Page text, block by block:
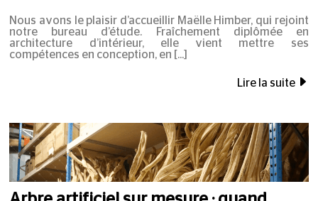
Nous avons le plaisir d’accueillir Maëlle Himber, qui rejoint
notre bureau d’étude. Fraîchement diplômée en
architecture d’intérieur, elle vient mettre ses
compétences en conception, en
Lire la suite